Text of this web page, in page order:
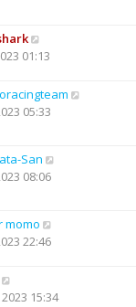
01:13
05:33
San
08:06
momo
22:46
15:34